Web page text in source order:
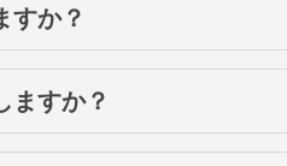
すか？
ますか？